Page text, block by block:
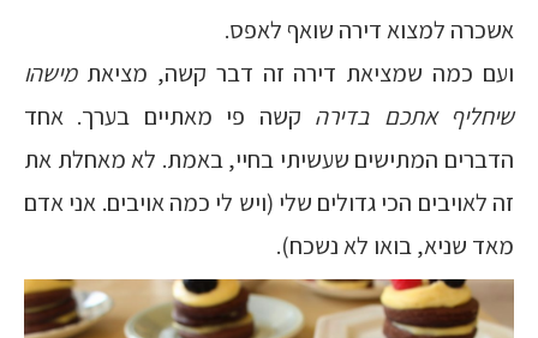
אשכרה למצוא דירה שואף לאפס.
ועם כמה שמציאת דירה זה דבר קשה, מציאתמישהו
שיחליף אתכם בדירה קשה פי מאתיים בערך. אחד
הדברים המתישים שעשיתי בחיי, באמת. לא מאחלת את
זה לאויבים הכי גדולים שלי (ויש לי כמה אויבים. אני אדם
מאד שניא, בואו לא נשכח).